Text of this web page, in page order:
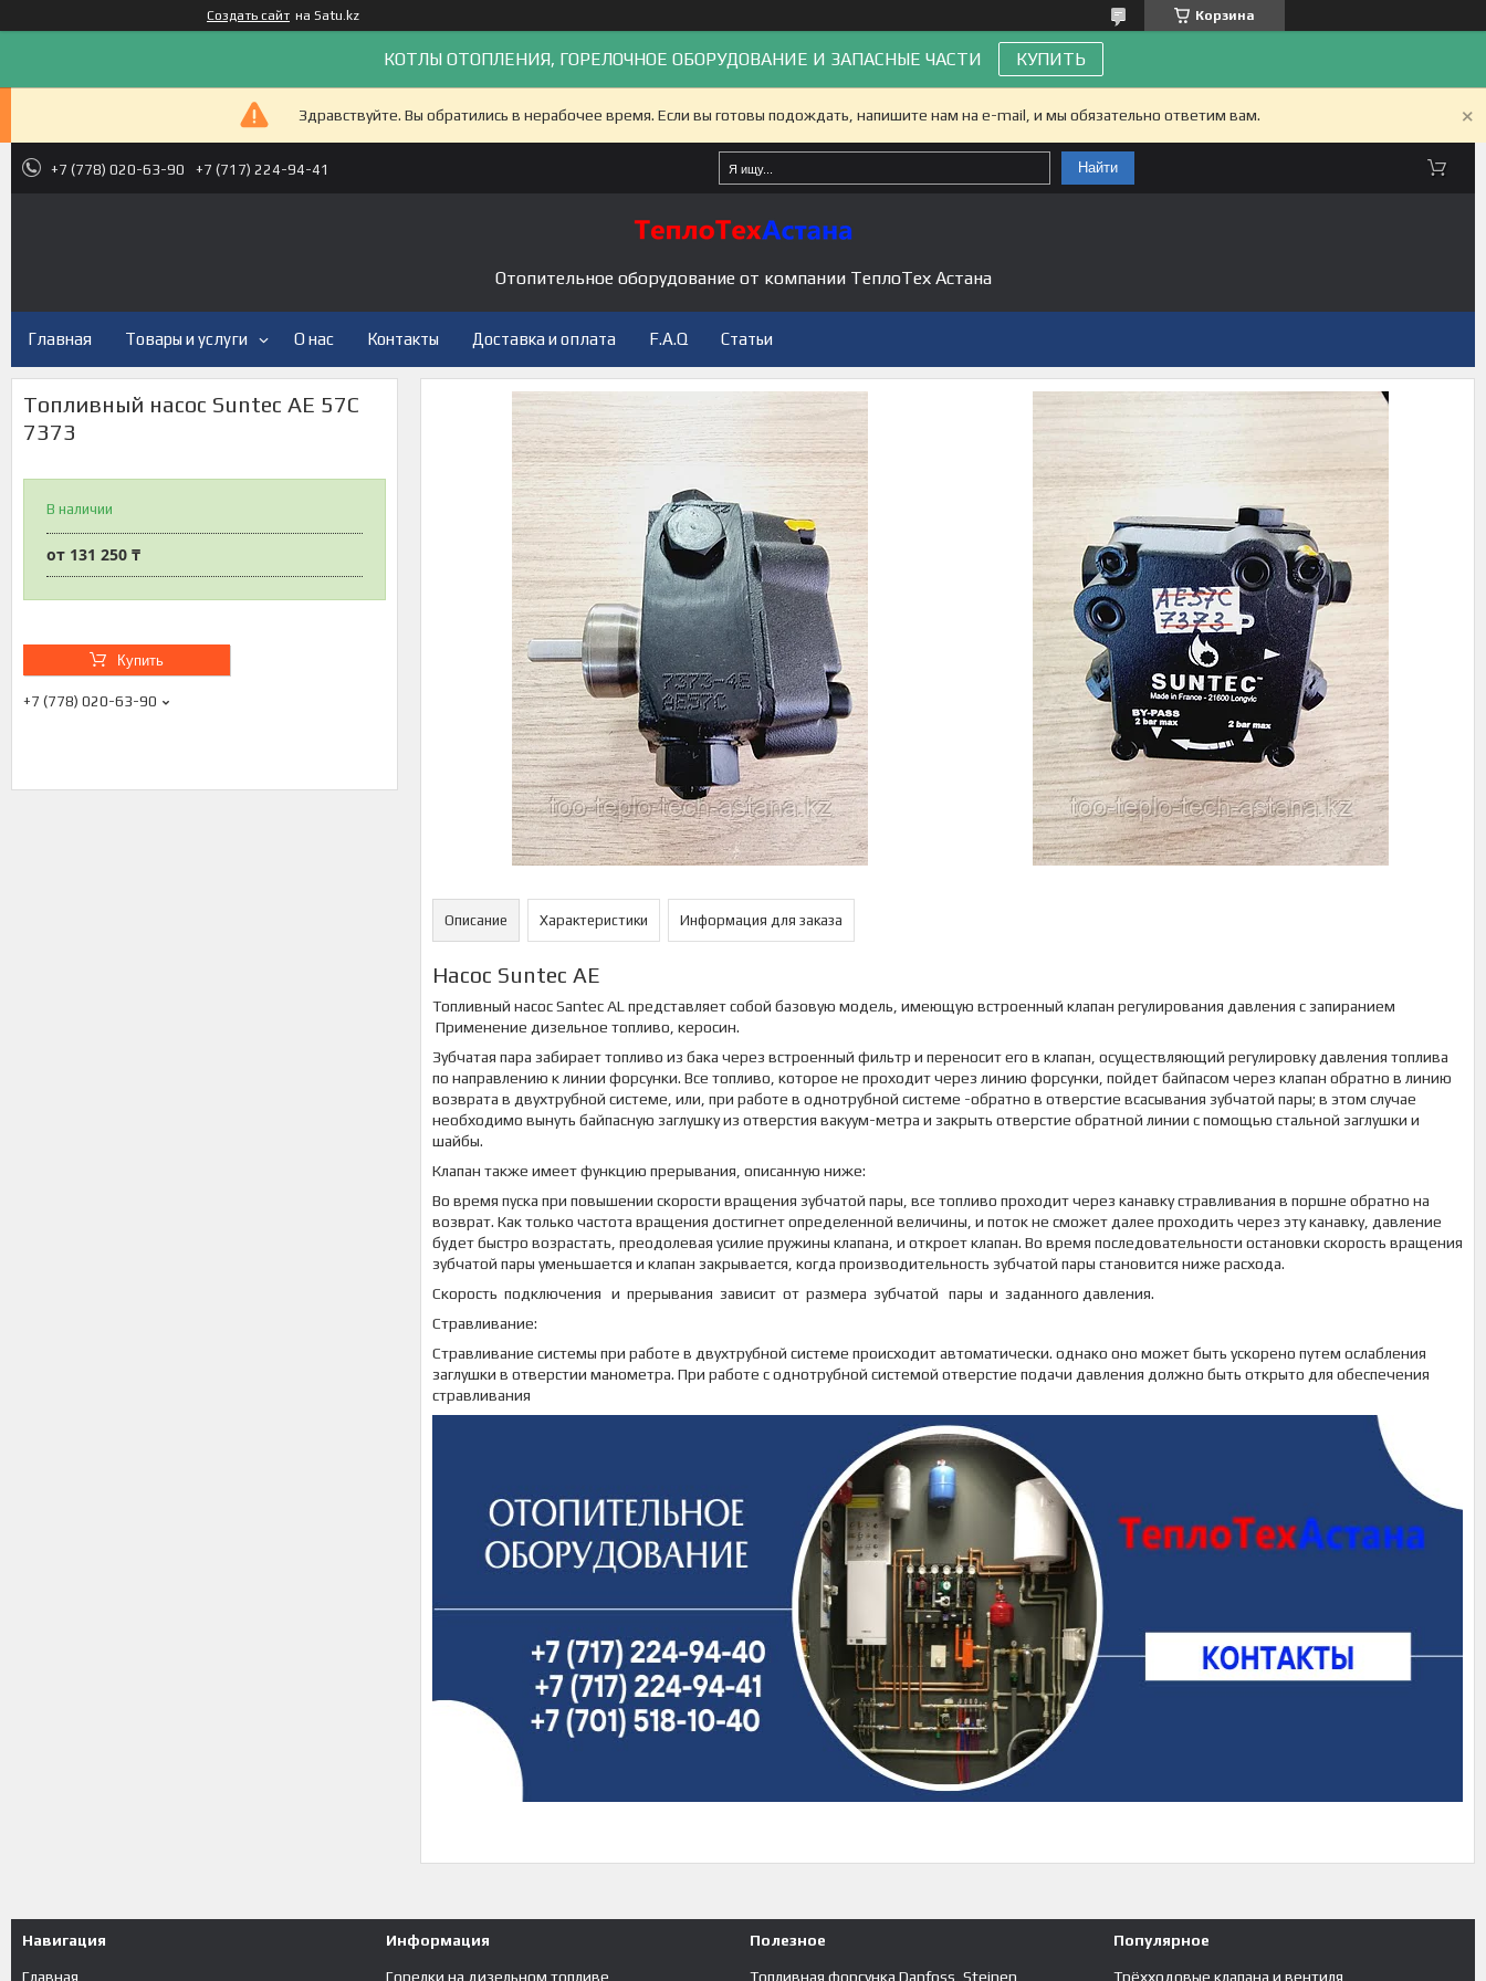
Создать сайт на Satu.kz Корзина
КОТЛЫ ОТОПЛЕНИЯ, ГОРЕЛОЧНОЕ ОБОРУДОВАНИЕ И ЗАПАСНЫЕ ЧАСТИ КУПИТЬ
Здравствуйте. Вы обратились в нерабочее время. Если вы готовы подождать, напишите нам на e-mail, и мы обязательно ответим вам.
+7 (778) 020-63-90 +7 (717) 224-94-41 Найти
Отопительное оборудование от компании ТеплоТех Астана
Главная Товары и услуги О нас Контакты Доставка и оплата F.A.Q Статьи
Топливный насос Suntec AE 57C
7373
В наличии
от 131 250 ₸
Купить
+7 (778) 020-63-90
Описание Характеристики Информация для заказа
Насос Suntec AЕ
Топливный насос Santec АL представляет собой базовую модель, имеющую встроенный клапан регулирования давления с запиранием
Применение дизельное топливо, керосин.
Зубчатая пара забирает топливо из бака через встроенный фильтр и переносит его в клапан, осуществляющий регулировку давления топлива
по направлению к линии форсунки. Все топливо, которое не проходит через линию форсунки, пойдет байпасом через клапан обратно в линию
возврата в двухтрубной системе, или, при работе в однотрубной системе -обратно в отверстие всасывания зубчатой пары; в этом случае
необходимо вынуть байпасную заглушку из отверстия вакуум-метра и закрыть отверстие обратной линии с помощью стальной заглушки и
шайбы.
Клапан также имеет функцию прерывания, описанную ниже:
Во время пуска при повышении скорости вращения зубчатой пары, все топливо проходит через канавку стравливания в поршне обратно на
возврат. Как только частота вращения достигнет определенной величины, и поток не сможет далее проходить через эту канавку, давление
будет быстро возрастать, преодолевая усилие пружины клапана, и откроет клапан. Во время последовательности остановки скорость вращения
зубчатой пары уменьшается и клапан закрывается, когда производительность зубчатой пары становится ниже расхода.
Скорость подключения и прерывания зависит от размера зубчатой пары и заданного давления.
Стравливание:
Стравливание системы при работе в двухтрубной системе происходит автоматически. однако оно может быть ускорено путем ослабления
заглушки в отверстии манометра. При работе с однотрубной системой отверстие подачи давления должно быть открыто для обеспечения
стравливания
Навигация
Главная
Информация
Горелки на дизельном топливе
Полезное
Топливная форсунка Danfoss, Steinen
Популярное
Трёхходовые клапана и вентиля